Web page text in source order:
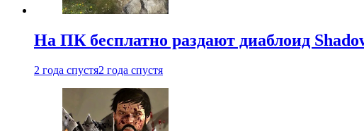
На ПК бесплатно раздают диаблоид
2 года спустя2 года спустя